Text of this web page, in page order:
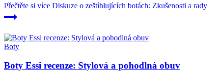
Přečtěte si více Diskuze o zeštíhlujících botách: Zkušenosti a rady
Boty
Boty Essi recenze: Stylová a pohodlná obuv